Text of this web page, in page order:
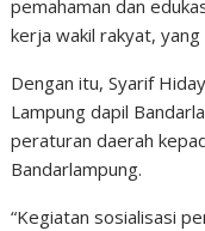
pemahaman dan
kerja wakil rakyat,
Dengan itu, Syarif
Lampung dapil
peraturan daerah
Bandarlampung.
“Kegiatan sosialisasi